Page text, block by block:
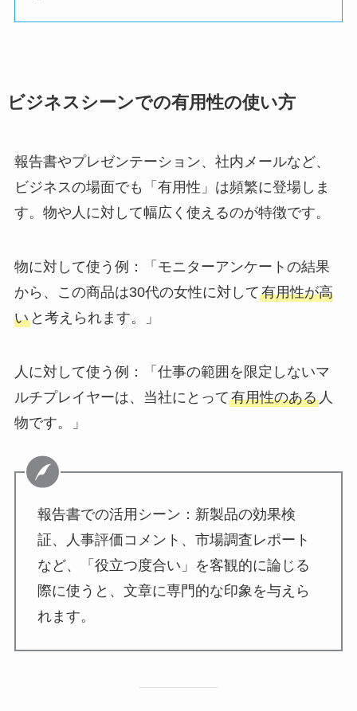
ビジネスシーンでの有用性の使い方
報告書やプレゼンテーション、社内メールなど、
ビジネスの場面でも「有用性」は頻繁に登場しま
す。物や人に対して幅広く使えるのが特徴です。
物に対して使う例：「モニターアンケートの結果
から、この商品は30代の女性に対して有用性が高
いと考えられます。」
人に対して使う例：「仕事の範囲を限定しないマ
ルチプレイヤーは、当社にとって有用性のある人
物です。」
報告書での活用シーン：新製品の効果検
証、人事評価コメント、市場調査レポート
など、「役立つ度合い」を客観的に論じる
際に使うと、文章に専門的な印象を与えら
れます。